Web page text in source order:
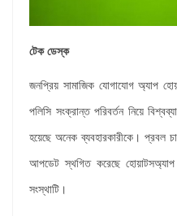
টেক ডেস্ক
জনপ্রিয় সামাজিক যোগাযোগ অ্যাপ
পলিসি সংক্রান্ত পরিবর্তন নিয়ে
হয়েছে অনেক ব্যবহারকারীকে। প্রবল
আপডেট স্থগিত করেছে
সংস্থাটি।